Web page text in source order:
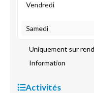
Vendredi
Samedi
Uniquement sur
Information
Activités